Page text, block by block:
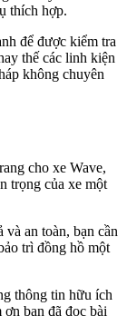
thích hợp.
để được kiểm tra
thế các linh kiện
không chuyên
cho xe Wave,
trọng của xe một
an toàn, bạn cần
trì đồng hồ một
thông tin hữu ích
bạn đã đọc bài